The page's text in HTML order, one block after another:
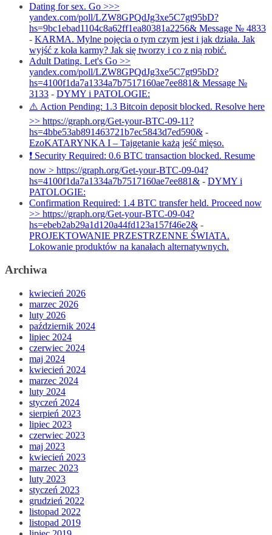
Dating for sex. Go >>>
yandex.com/poll/LZW8GPQdJg3xe5C7gt95bD?
hs=9bc1ebad1104c8a62ff1ea80381a2256& Message № 4833
- KARMA. Mylne pojęcia o tym czym jest i jak działa. Jak
wyjść z koła karmy? Jak się tworzy i co z nią robić.
Adult Dating. Let's Go >>
yandex.com/poll/LZW8GPQdJg3xe5C7gt95bD?
hs=4100f1da7a1334a7b7517160ae7ee881& Message №
3133 - DYMY i PATOLOGIE:
⚠️ Action Pending: 1.3 Bitcoin deposit blocked. Resolve here
>> https://graph.org/Get-your-BTC-09-11?
hs=4bbe53ab891463721b7ec5843d7ed590& -
EzoKATARYNKA I – Tajgetanie każą jeść mięso.
❗ Security Required: 0.6 BTC transaction blocked. Resume
now > https://graph.org/Get-your-BTC-09-04?
hs=4100f1da7a1334a7b7517160ae7ee881& - DYMY i
PATOLOGIE:
Confirmation Required: 1.4 BTC transfer held. Proceed now
>> https://graph.org/Get-your-BTC-09-04?
hs=ebeb2ab29a1d120a44fd123a157f46e2& -
PROJEKTOWANIE PRZESTRZENNE ŚWIATA.
Lokowanie produktów na kanałach alternatywnych.
Archiwa
kwiecień 2026
marzec 2026
luty 2026
październik 2024
lipiec 2024
czerwiec 2024
maj 2024
kwiecień 2024
marzec 2024
luty 2024
styczeń 2024
sierpień 2023
lipiec 2023
czerwiec 2023
maj 2023
kwiecień 2023
marzec 2023
luty 2023
styczeń 2023
grudzień 2022
listopad 2022
listopad 2019